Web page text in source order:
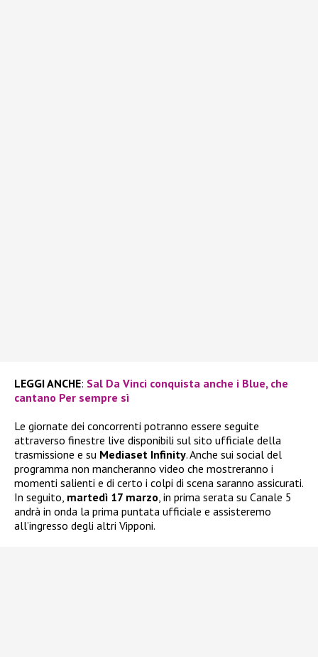
LEGGI ANCHE: Sal Da Vinci conquista anche i Blue, che
cantano Per sempre sì
Le giornate dei concorrenti potranno essere seguite
attraverso finestre live disponibili sul sito ufficiale della
trasmissione e su Mediaset Infinity. Anche sui social del
programma non mancheranno video che mostreranno i
momenti salienti e di certo i colpi di scena saranno assicurati.
In seguito, martedì 17 marzo, in prima serata su Canale 5
andrà in onda la prima puntata ufficiale e assisteremo
all’ingresso degli altri Vipponi.